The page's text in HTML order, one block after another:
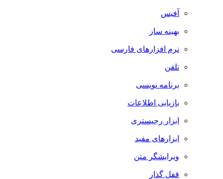
آفیس
بهینه ساز
نرم افزارهای فارسی
تلفن
برنامه نویسی
بازیابی اطلاعات
ابزار رجیستری
ابزارهای مفید
ویرایشگر متن
قفل گذار